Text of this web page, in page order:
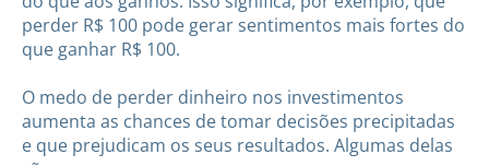
perder R$ 100 pode gerar sentimentos mais fortes do
que ganhar R$ 100.
O medo de perder dinheiro nos investimentos
aumenta as chances de tomar decisões precipitadas
e que prejudicam os seus resultados. Algumas delas